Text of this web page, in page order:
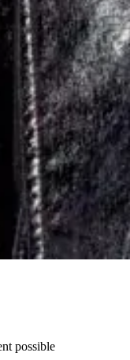
possible